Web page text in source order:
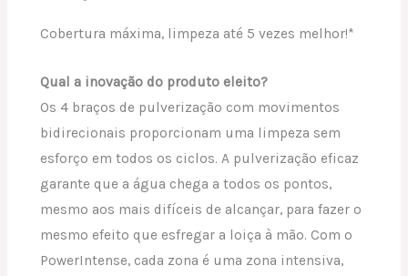
Cobertura máxima, limpeza até 5 vezes melhor!*
Qual a inovação do produto eleito?
Os 4 braços de pulverização com movimentos
bidirecionais proporcionam uma limpeza sem
esforço em todos os ciclos. A pulverização eficaz
garante que a água chega a todos os pontos,
mesmo aos mais difíceis de alcançar, para fazer o
mesmo efeito que esfregar a loiça à mão. Com o
PowerIntense, cada zona é uma zona intensiva,